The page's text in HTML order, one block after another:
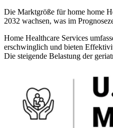
Die Marktgröße für home home
2032 wachsen, was im
Home Healthcare Services
erschwinglich und bieten
Die steigende Belastung der